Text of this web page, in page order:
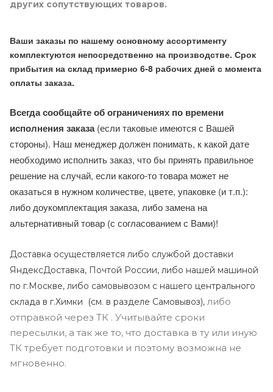
других сопутствующих товаров.
Ваши заказы по нашему основному ассортименту
комплектуются непосредственно на производстве. Срок
прибытия на склад примерно 6-8 рабочих дней с момента
оплаты заказа.
Всегда сообщайте об ограничениях по времени
исполнения заказа(если таковые имеются с Вашей
стороны). Наш менеджер должен понимать, к какой дате
необходимо исполнить заказ, что бы принять правильное
решение на случай, если какого-то товара может не
оказаться в нужном количестве, цвете, упаковке (и т.п.):
либо доукомплектация заказа, либо замена на
альтернативный товар (с согласованием с Вами)!
Доставка осуществляется либо службой доставки
ЯндексДоставка, Почтой России, либо нашей машиной
по г.Москве, либо самовывозом с нашего центрального
склада в г.Химки (см. в разделе Самовывоз), либо
отправкой через ТК . Учитывайте сроки
пересылки, а так же то, что доставка в ту или иную
ТК требует подготовки и поэтому возможна не
мгновенно.